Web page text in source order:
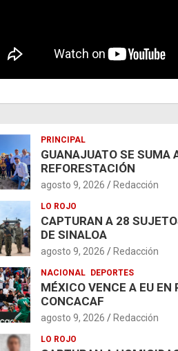
PRINCIPAL
GUANAJUATO SE SUMA
REFORESTACIÓN
agosto 9, 2026 Redacción
LO ROJO
CAPTURAN A 28
DE SINALOA
agosto 9, 2026 Redacción
NACIONAL DEPORTES
MÉXICO VENCE A EU
CONCACAF
agosto 9, 2026 Redacción
LO ROJO